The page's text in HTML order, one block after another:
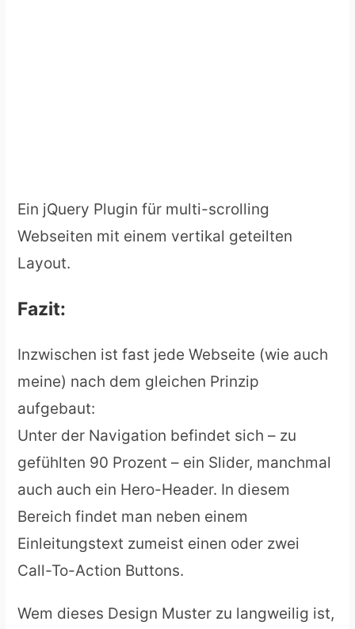
Ein jQuery Plugin für multi-scrolling
Webseiten mit einem vertikal geteilten
Layout.
Fazit:
Inzwischen ist fast jede Webseite (wie auch
meine) nach dem gleichen Prinzip
aufgebaut:
Unter der Navigation befindet sich – zu
gefühlten 90 Prozent – ein Slider, manchmal
auch auch ein Hero-Header. In diesem
Bereich findet man neben einem
Einleitungstext zumeist einen oder zwei
Call-To-Action Buttons.
Wem dieses Design Muster zu langweilig ist,